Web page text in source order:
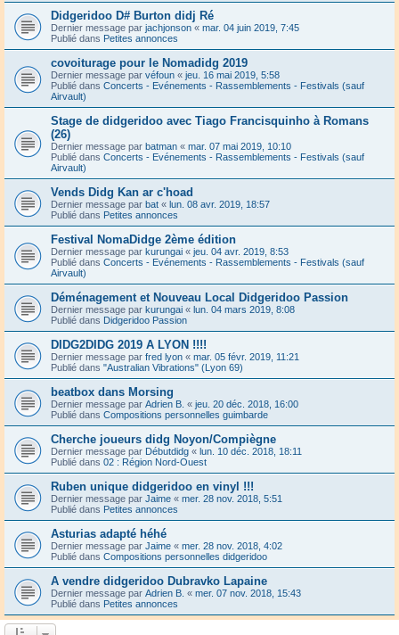
Didgeridoo D# Burton didj Ré
Dernier message par jachjonson « mar. 04 juin 2019, 7:45
Publié dans Petites annonces
covoiturage pour le Nomadidg 2019
Dernier message par véfoun « jeu. 16 mai 2019, 5:58
Publié dans Concerts - Evénements - Rassemblements - Festivals (sauf
Airvault)
Stage de didgeridoo avec Tiago Francisquinho à Romans
(26)
Dernier message par batman « mar. 07 mai 2019, 10:10
Publié dans Concerts - Evénements - Rassemblements - Festivals (sauf
Airvault)
Vends Didg Kan ar c'hoad
Dernier message par bat « lun. 08 avr. 2019, 18:57
Publié dans Petites annonces
Festival NomaDidge 2ème édition
Dernier message par kurungai « jeu. 04 avr. 2019, 8:53
Publié dans Concerts - Evénements - Rassemblements - Festivals (sauf
Airvault)
Déménagement et Nouveau Local Didgeridoo Passion
Dernier message par kurungai « lun. 04 mars 2019, 8:08
Publié dans Didgeridoo Passion
DIDG2DIDG 2019 A LYON !!!!
Dernier message par fred lyon « mar. 05 févr. 2019, 11:21
Publié dans "Australian Vibrations" (Lyon 69)
beatbox dans Morsing
Dernier message par Adrien B. « jeu. 20 déc. 2018, 16:00
Publié dans Compositions personnelles guimbarde
Cherche joueurs didg Noyon/Compiègne
Dernier message par Débutdidg « lun. 10 déc. 2018, 18:11
Publié dans 02 : Région Nord-Ouest
Ruben unique didgeridoo en vinyl !!!
Dernier message par Jaime « mer. 28 nov. 2018, 5:51
Publié dans Petites annonces
Asturias adapté héhé
Dernier message par Jaime « mer. 28 nov. 2018, 4:02
Publié dans Compositions personnelles didgeridoo
A vendre didgeridoo Dubravko Lapaine
Dernier message par Adrien B. « mer. 07 nov. 2018, 15:43
Publié dans Petites annonces